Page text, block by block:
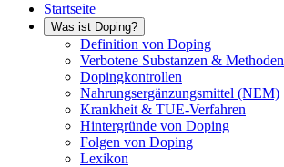
Startseite
Was ist Doping?
Definition von Doping
Verbotene Substanzen & Methoden
Dopingkontrollen
Nahrungsergänzungsmittel (NEM)
Krankheit & TUE-Verfahren
Hintergründe von Doping
Folgen von Doping
Lexikon